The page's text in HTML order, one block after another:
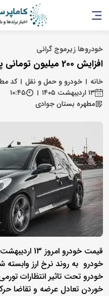
خودروها زیرموج گرانی
افزایش 200 میلیون تومانی پژو 207
خانه خودرو و حمل و نقل
کد مطلب:
۱۳ اردیبهشت ۱۴۰۵
۱۰:۴۵
مطهره بستان‌ جوادی
قیمت خودرو
خودرو به روند نرخ ارز
خودرو تحت تاثیر انتظارات
خوردن تعادل عرضه و تقاضا